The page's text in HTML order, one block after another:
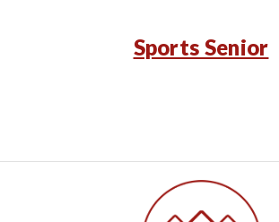
Sports Senior